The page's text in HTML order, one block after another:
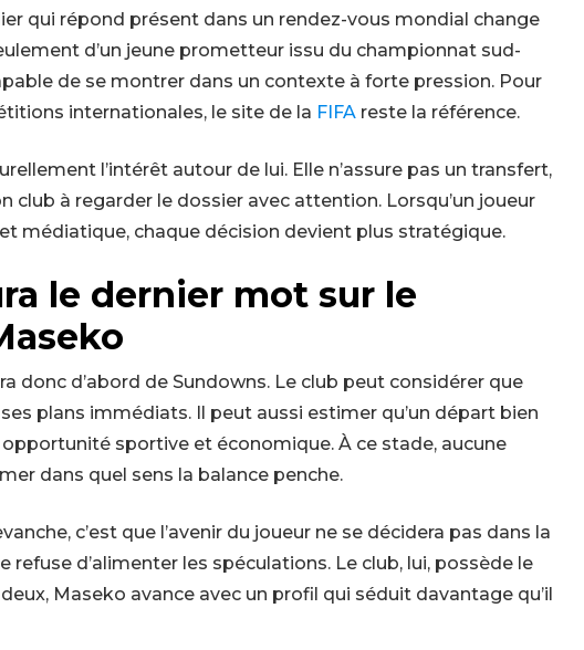
qui répond présent dans un rendez-vous mondial change
d’un jeune prometteur issu du championnat sud-
de se montrer dans un contexte à forte pression. Pour
internationales, le site de la FIFA reste la référence.
l’intérêt autour de lui. Elle n’assure pas un transfert,
club à regarder le dossier avec attention. Lorsqu’un joueur
médiatique, chaque décision devient plus stratégique.
le dernier mot sur le
donc d’abord de Sundowns. Le club peut considérer que
plans immédiats. Il peut aussi estimer qu’un départ bien
sportive et économique. À ce stade, aucune
dans quel sens la balance penche.
c’est que l’avenir du joueur ne se décidera pas dans la
refuse d’alimenter les spéculations. Le club, lui, possède le
Maseko avance avec un profil qui séduit davantage qu’il